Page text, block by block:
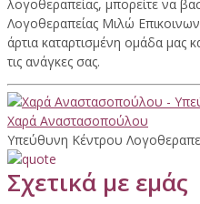
λογοθεραπείας, μπορείτε να
Λογοθεραπείας Μιλώ
άρτια καταρτισμένη ομάδα
τις ανάγκες σας.
Χαρά Αναστασοπούλου
Υπεύθυνη Κέντρου
Σχετικά με εμάς